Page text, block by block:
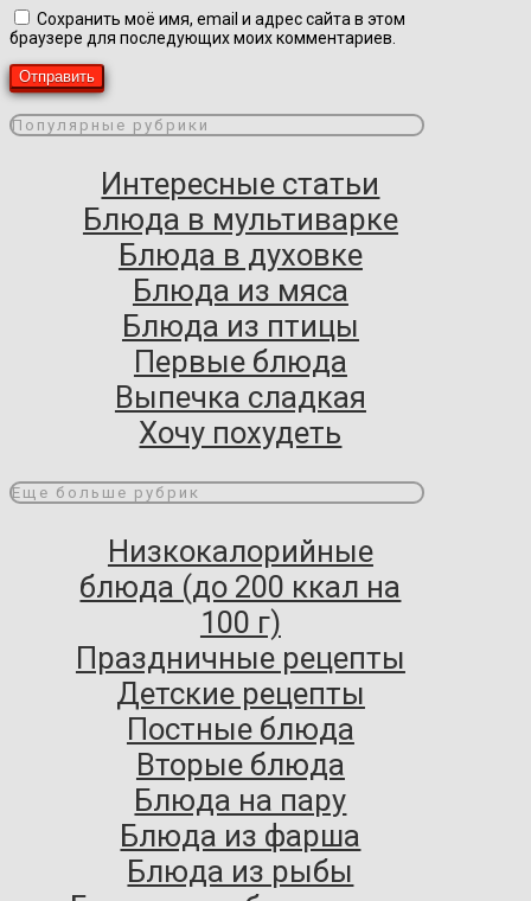
Сохранить моё имя, email и адрес сайта в этом
браузере для последующих моих комментариев.
Популярные рубрики
Интересные статьи
Блюда в мультиварке
Блюда в духовке
Блюда из мяса
Блюда из птицы
Первые блюда
Выпечка сладкая
Хочу похудеть
Еще больше рубрик
Низкокалорийные
блюда (до 200 ккал на
100 г)
Праздничные рецепты
Детские рецепты
Постные блюда
Вторые блюда
Блюда на пару
Блюда из фарша
Блюда из рыбы